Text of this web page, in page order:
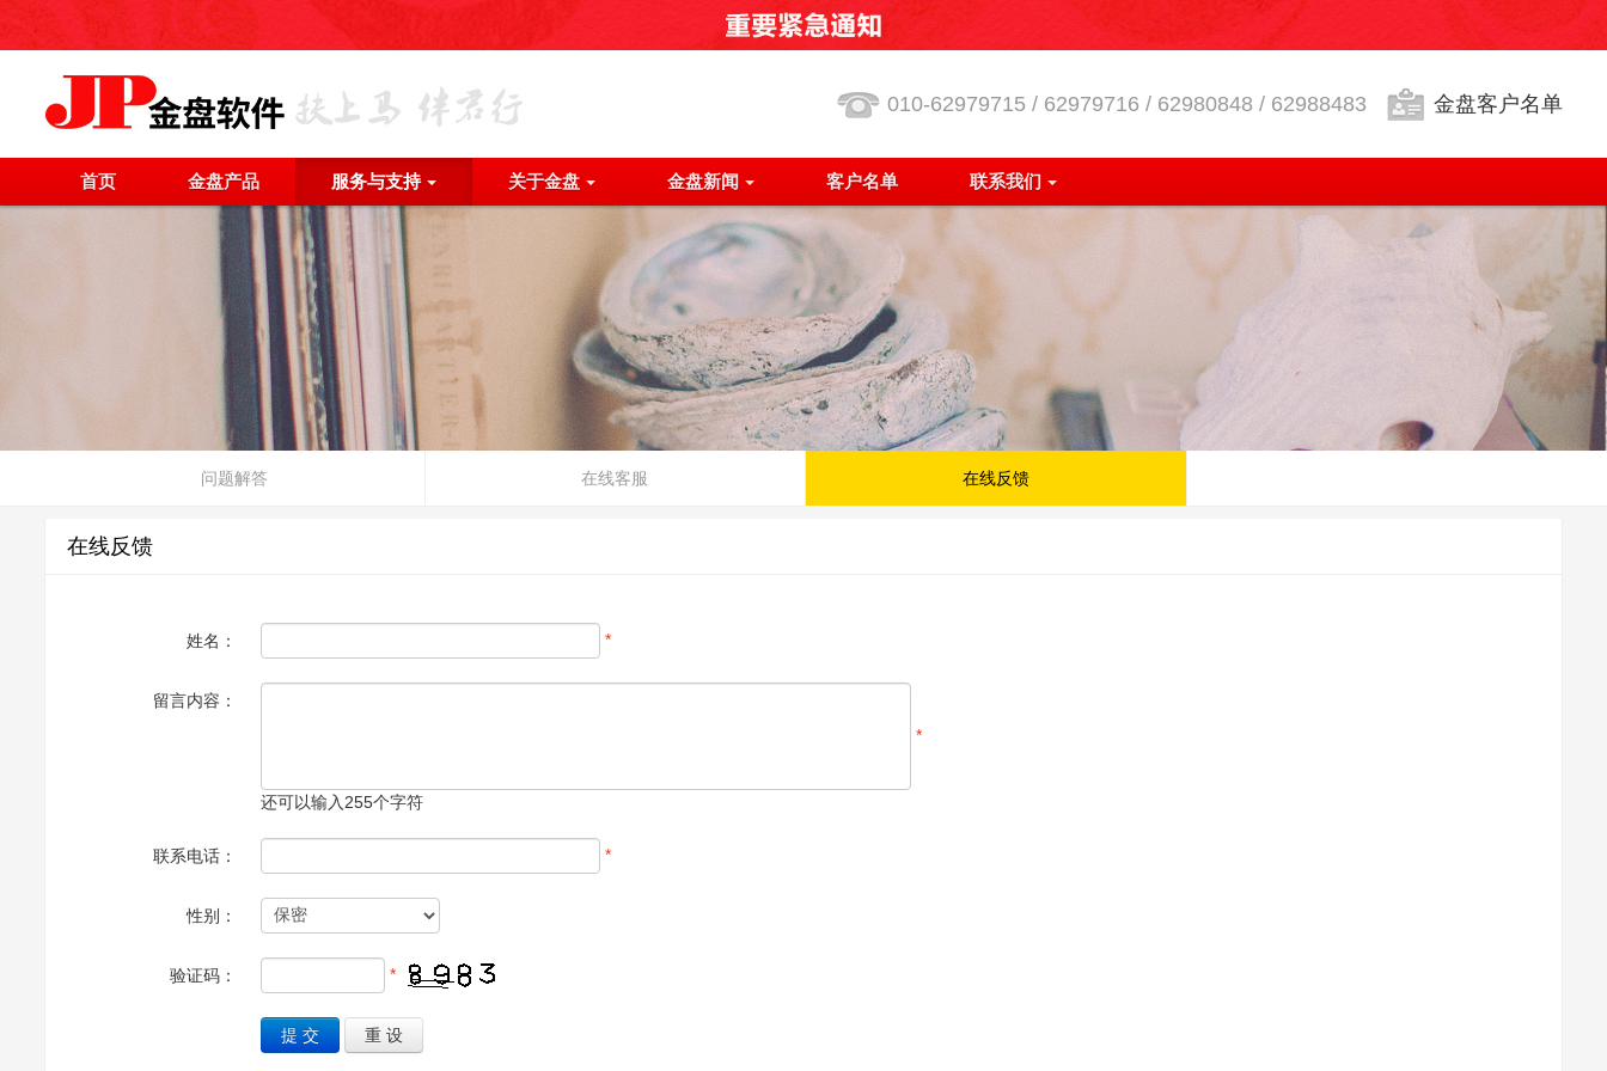
010-62979715 / 62979716 / 62980848 / 62988483 金盘客户名单
首页 金盘产品 服务与支持 关于金盘 金盘新闻 客户名单 联系我们
问题解答 在线客服 在线反馈
在线反馈
姓名： *
留言内容：
*
还可以输入 255个字符
联系电话： *
性别：
验证码： *